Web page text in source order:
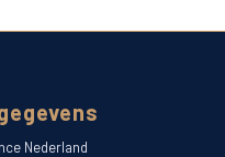
Nederland